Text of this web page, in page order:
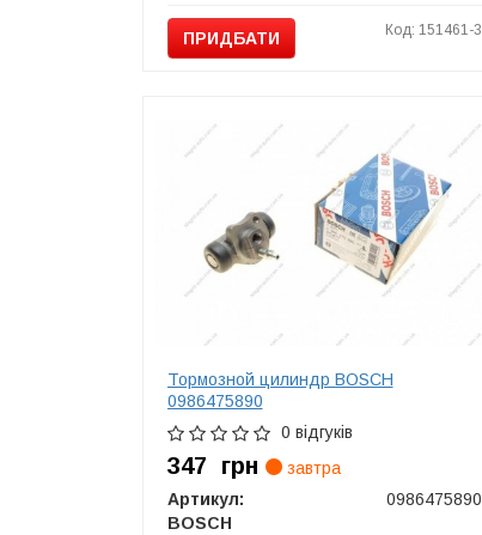
ПРИДБАТИ Код: 151461-3
Тормозной цилиндр BOSCH
0986475890
0 відгуків
347 грн
завтра
Артикул:
0986475890
BOSCH